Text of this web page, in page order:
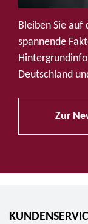
u
f
S
o
c
d
Bleiben Sie auf
spannende
Deutschland
Zur